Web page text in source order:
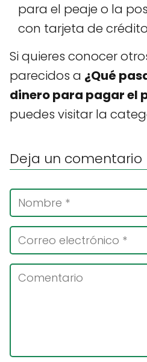
para el peaje o la
con tarjeta de
Si quieres conocer
parecidos a ¿Qué
dinero para pagar el
puedes visitar la
Deja un comentario